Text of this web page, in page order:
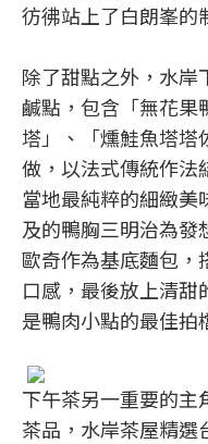
彷彿站上了白朗峯的
除了甜點之外，水岸
鹹點，包含「無花果
塔」、「燻鮭魚塔塔
做，以法式傳統作法
當地最純粹的細緻美
及的鴨胸三明治為發
歐奇作為基底麵包，
口感，最後放上清甜
是鴨肉小點的最佳拍
下午茶另一重要的主
茶品，水岸茶屋精選